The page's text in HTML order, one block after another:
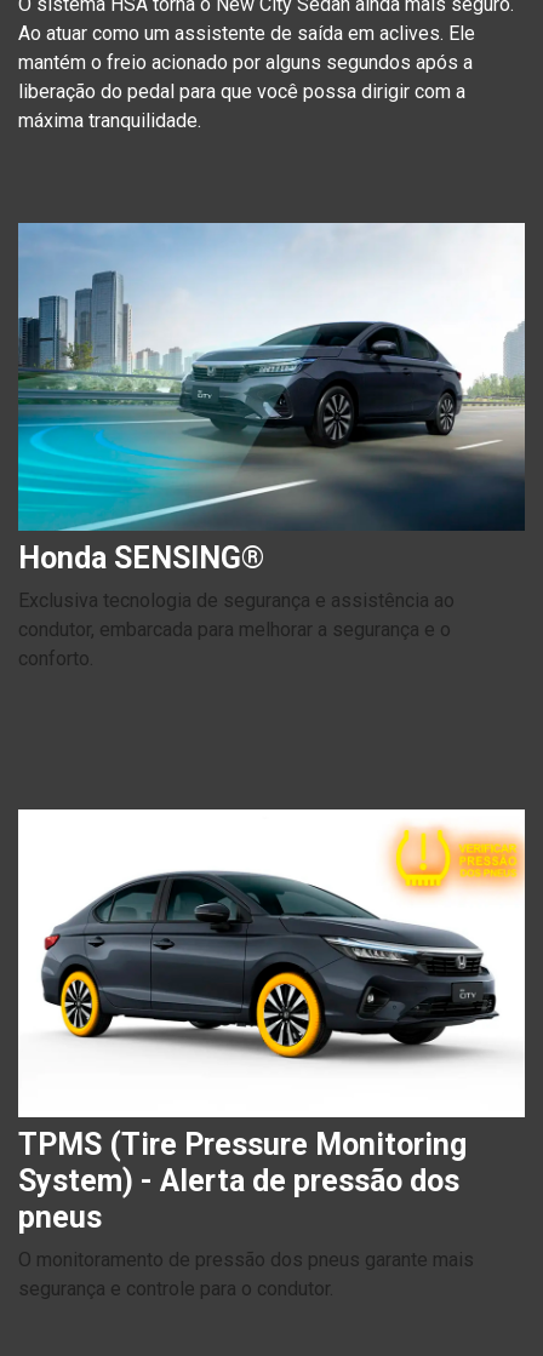
O sistema HSA torna o New City Sedan ainda mais seguro.
Ao atuar como um assistente de saída em aclives. Ele
mantém o freio acionado por alguns segundos após a
liberação do pedal para que você possa dirigir com a
máxima tranquilidade.
Honda SENSING®
Exclusiva tecnologia de segurança e assistência ao
condutor, embarcada para melhorar a segurança e o
conforto.
TPMS (Tire Pressure Monitoring
System) - Alerta de pressão dos
pneus
O monitoramento de pressão dos pneus garante mais
segurança e controle para o condutor.